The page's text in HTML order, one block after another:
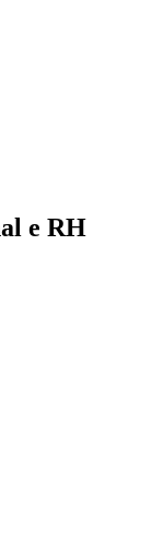
e RH